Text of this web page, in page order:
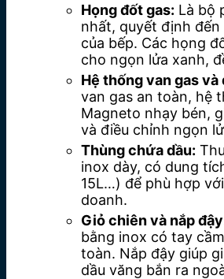
Họng đốt gas: Là bộ
nhất, quyết định
của bếp. Các họng
cho ngọn lửa xanh,
Hệ thống van gas và
van gas an toàn, hệ
Magneto nhạy bén,
và điều chỉnh ngọn
Thùng chứa dầu:
inox dày, có dung
15L…) để phù hợp
doanh.
Giỏ chiên và nắp
bằng inox có tay
toàn. Nắp đậy giúp
dầu văng bắn ra